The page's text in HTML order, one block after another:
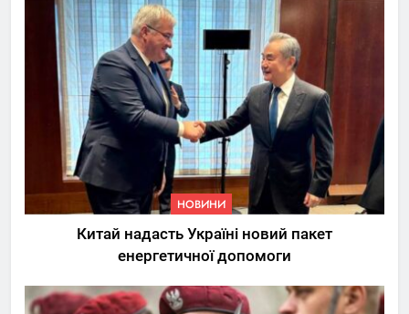
НОВИНИ
Китай надасть Україні новий пакет
енергетичної допомоги
5
Трамп вимагає від
Зеленського активних кроків
у мирному процесі
НОВИНИ
КМДА заявила про параліч
“Київтеплоенерго” через
обшуки СБУ
НОВИНИ
7